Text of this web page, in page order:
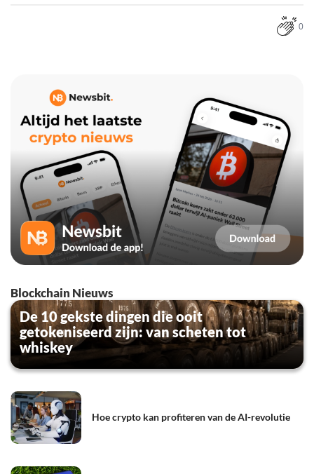
0
Blockchain Nieuws
De 10 gekste dingen die ooit
getokeniseerd zijn: van scheten tot
whiskey
Hoe crypto kan profiteren van de AI-revolutie